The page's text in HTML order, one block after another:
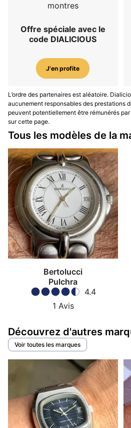
montres
Offre spéciale avec le
code DIALICIOUS
J'en profite
L’ordre des partenaires est aléatoire.
aucunement responsables des prestations
peuvent potentiellement être rémunérés
sur cette page.
Tous les modèles de la
Bertolucci
Pulchra
4.4
1 Avis
Découvrez d'autres
Voir toutes les marques